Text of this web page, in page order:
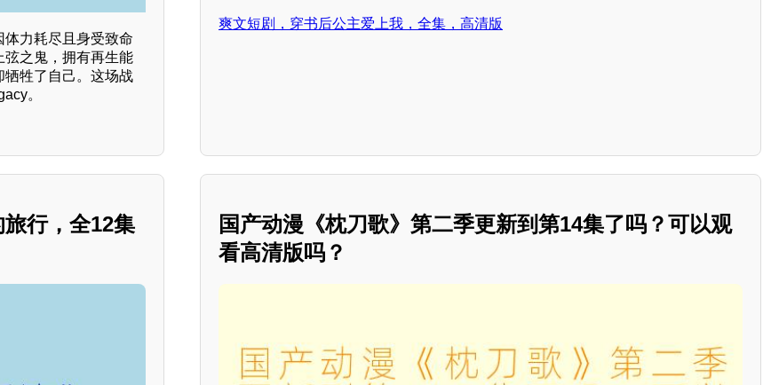
力耗尽且身受致命
弦之鬼，拥有再生能
牺牲了自己。这场战
。
爽文短剧，穿书后公主爱上我，全集，高清版
行，全12集
国产动漫《枕刀歌》第二季更新到第14集了吗？可以观
看高清版吗？